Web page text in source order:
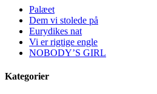
Palæet
Dem vi stolede på
Eurydikes nat
Vi er rigtige engle
NOBODY’S GIRL
Kategorier